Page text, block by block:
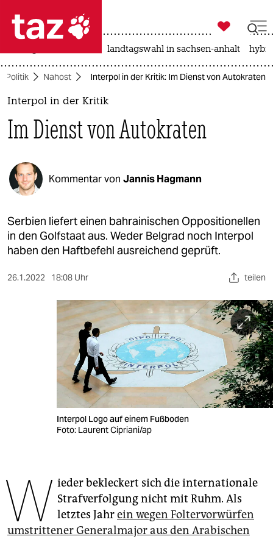
 taz zahl ich
taz zahl ich
themen
politik
öko
gesellschaft
kultur
sport
berlin
wahrheit
veranstaltungen
unterstützen
abo
genossenschaft

taz zahl ich
landtagswahl in sachsen-anhalt
Politik Nahost Interpol in der Kritik: Im Dienst von Autokraten
Interpol in der Kritik
Im Dienst von Autokraten
Kommentar von Jannis Hagmann
Serbien liefert einen bahrainischen Oppositionellen
in den Golfstaat aus. Weder Belgrad noch Interpol
haben den Haftbefehl ausreichend geprüft.
26.1.2022 18:08 Uhr teilen
Interpol Logo auf einem Fußboden
Foto: Laurent Cipriani/ap
W ieder bekleckert sich die internationale
Strafverfolgung nicht mit Ruhm. Als
letztes Jahrein wegen Foltervorwürfen
umstrittener Generalmajor aus den Arabischen